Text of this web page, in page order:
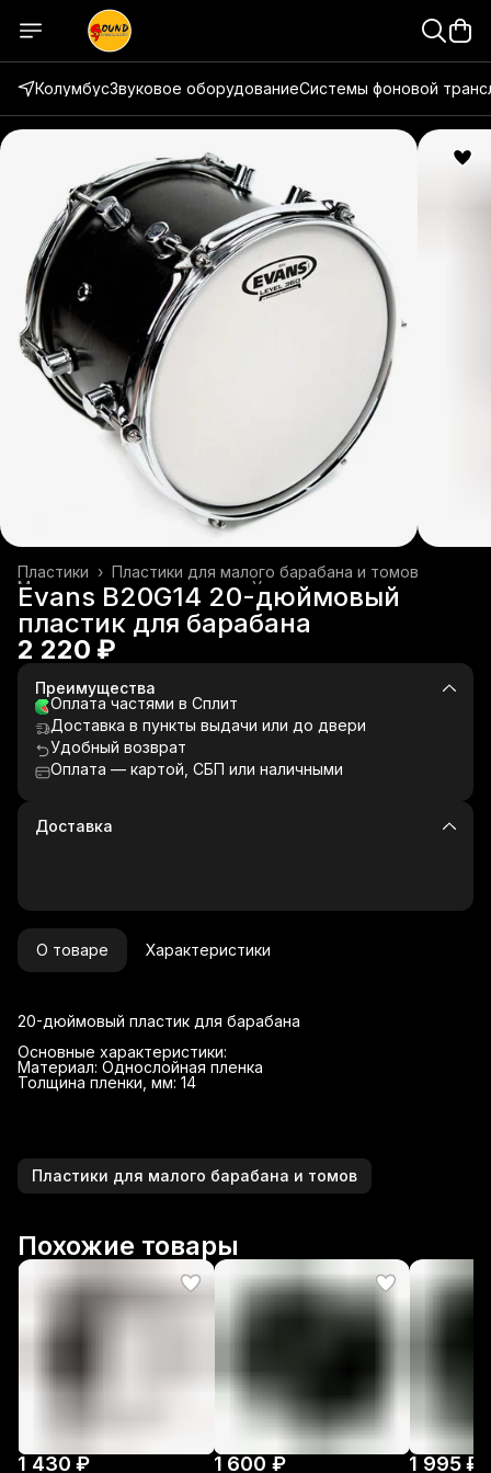
КолумбусЗвуковое оборудованиеСистемы фоновой
Пластики для малого барабана и томов
Пластики ›
Ударные инструменты
Музыкальные инструменты ›
Главная ›
Evans B20G14 20-дюймовый
пластик для барабана
2 220 ₽
Преимущества
Оплата частями в Сплит
Доставка в пункты выдачи или до двери
Удобный возврат
Оплата — картой, СБП или наличными
Доставка
О товаре Характеристики
20-дюймовый пластик для барабана
Основные характеристики:
Материал: Однослойная пленка
Толщина пленки, мм: 14
Пластики для малого барабана и томов
Похожие товары
1 430 ₽ 1 600 ₽ 1 995 ₽